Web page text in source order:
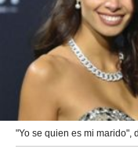
"Yo se quien es mi marido",